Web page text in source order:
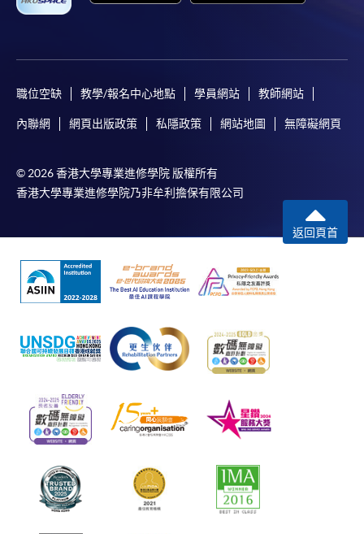
職位空缺 教學/報名中心地點 學員網站 教師網站
內聯網 網頁出版政策 私隱政策 網站地圖 無障礙網頁
© 2026 香港大學專業進修學院 版權所有
香港大學專業進修學院乃非牟利擔保有限公司
返回頁首